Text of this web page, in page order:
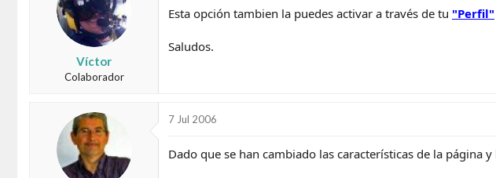
Víctor
Colaborador
Esta opción tambien la puedes activar a través de tu "Perfil"
Saludos.
7 Jul 2006
Dado que se han cambiado las características de la página